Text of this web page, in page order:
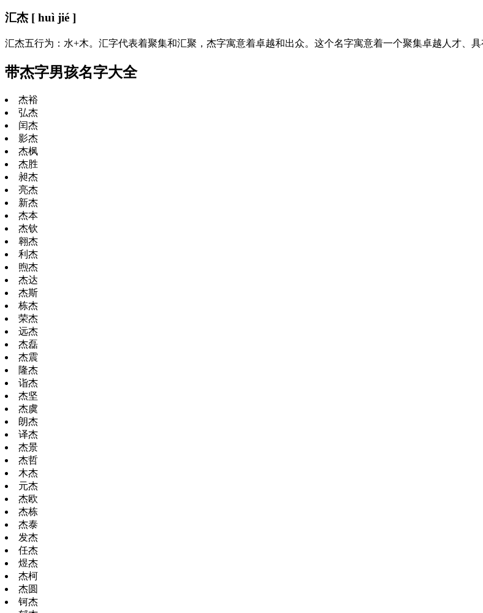
汇杰 [ huì jié ]
汇杰五行为：水+木。汇字代表着聚集和汇聚，杰字寓意着卓越和出众。这个名字寓意着一个聚集卓越人才、
带杰字男孩名字大全
杰裕
弘杰
闰杰
影杰
杰枫
杰胜
昶杰
亮杰
新杰
杰本
杰钦
翱杰
利杰
煦杰
杰达
杰斯
栋杰
荣杰
远杰
杰磊
杰震
隆杰
诣杰
杰坚
杰虞
朗杰
译杰
杰景
杰哲
木杰
元杰
杰欧
杰栋
杰泰
发杰
任杰
煜杰
杰柯
杰圆
钶杰